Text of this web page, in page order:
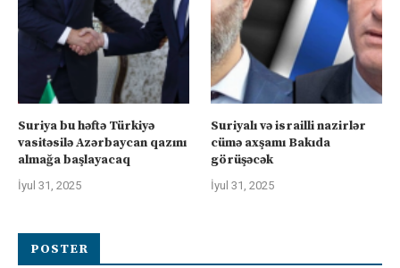
Suriya bu həftə Türkiyə
vasitəsilə Azərbaycan qazını
almağa başlayacaq
İyul 31, 2025
Suriyalı və israilli nazirlər
cümə axşamı Bakıda
görüşəcək
İyul 31, 2025
POSTER